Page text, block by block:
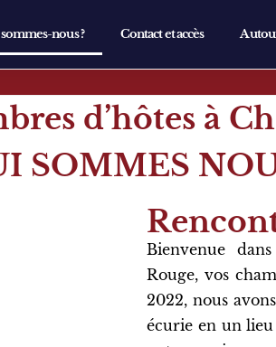
nous ? Contact et accès
d’hôtes à
SOMMES
Bienvenue
Rouge, vos
2022, nous
écurie en un